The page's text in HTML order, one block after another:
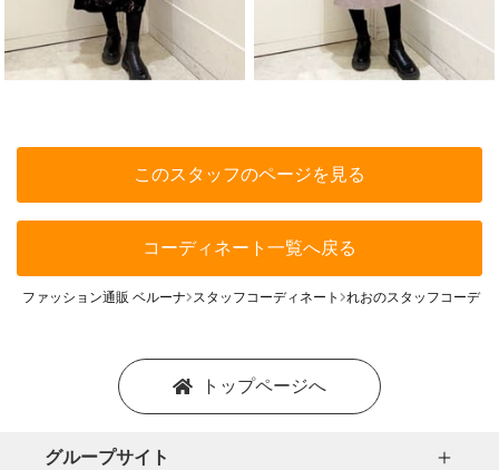
このスタッフのページを見る
コーディネート一覧へ戻る
ファッション通販 ベルーナ スタッフコーディネート れおのスタッフコーディ
トップページへ
グループサイト